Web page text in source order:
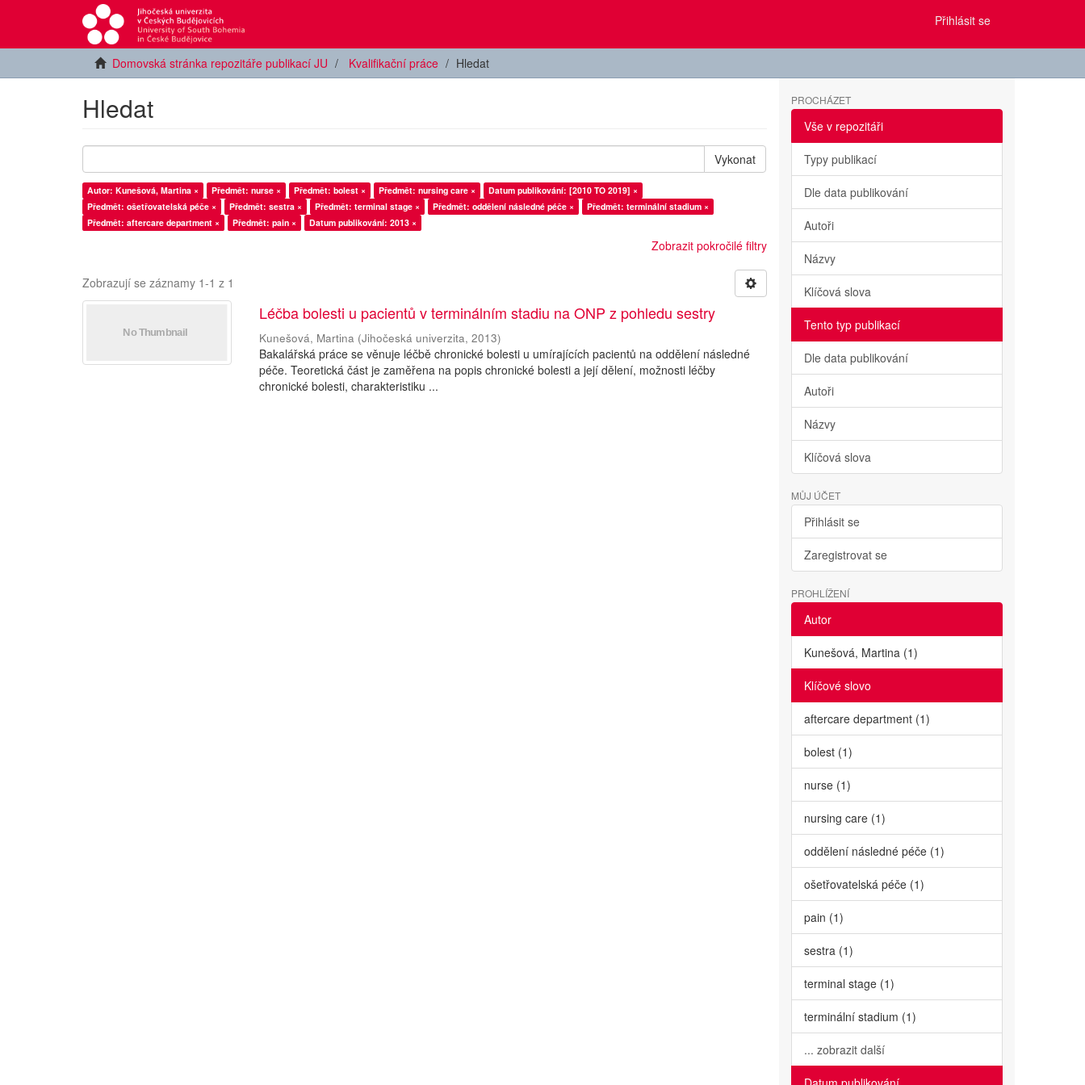
Přihlásit se
Domovská stránka repozitáře publikací JU Kvalifikační práce Hledat
Hledat
Vykonat
Autor: Kunešová, Martina × Předmět: nurse × Předmět: bolest × Předmět: nursing care ×
Datum publikování: [2010 TO 2019] ×
Předmět: ošetřovatelská péče ×
Předmět: sestra × Předmět: terminal stage × Předmět: oddělení následné péče ×
Předmět: terminální stadium ×
Předmět: aftercare department ×
Předmět: pain × Datum publikování: 2013 ×
Zobrazit pokročilé filtry
Zobrazují se záznamy 1-1 z 1
Léčba bolesti u pacientů v terminálním stadiu na ONP z pohledu sestry
Kunešová, Martina (Jihočeská univerzita,2013)
Bakalářská práce se věnuje léčbě chronické bolesti u umírajících pacientů na oddělení následné
péče. Teoretická část je zaměřena na popis chronické bolesti a její dělení, možnosti léčby
chronické bolesti, charakteristiku ...
PROCHÁZET
Vše v repozitáři
Typy publikací
Dle data publikování
Autoři
Názvy
Klíčová slova
Tento typ publikací
Dle data publikování
Autoři
Názvy
Klíčová slova
MŮJ ÚČET
Přihlásit se
Zaregistrovat se
PROHLÍŽENÍ
Autor
Kunešová, Martina (1)
Klíčové slovo
aftercare department (1)
bolest (1)
nurse (1)
nursing care (1)
oddělení následné péče (1)
ošetřovatelská péče (1)
pain (1)
sestra (1)
terminal stage (1)
terminální stadium (1)
... zobrazit další